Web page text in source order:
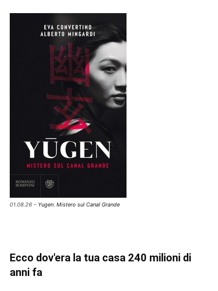
01.08.26 – Yugen. Mistero sul Canal Grande
Ecco dov'era la tua casa 240 milioni di
anni fa